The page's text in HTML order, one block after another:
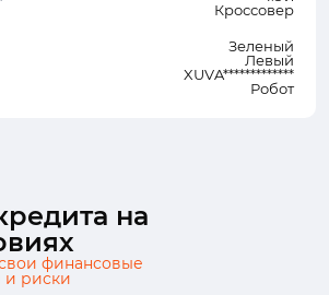
Кроссовер
Зеленый
Левый
XUVA*************
Робот
на
финансовые
и риски